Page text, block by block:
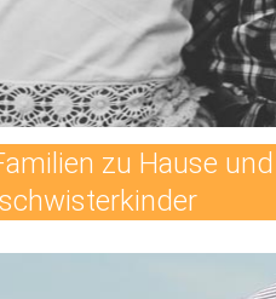
zu Hause und